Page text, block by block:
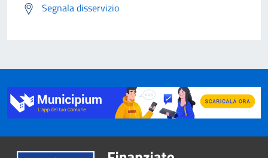
Segnala disservizio